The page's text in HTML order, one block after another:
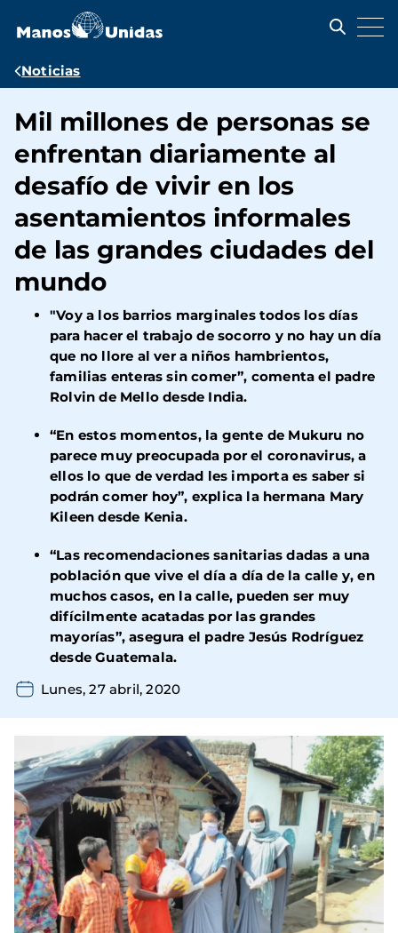
contenido
Ruta
navegación
Noticias
Mil millones de personas se
enfrentan diariamente al
desafío de vivir en los
asentamientos informales
de las grandes ciudades del
mundo
"Voy a los barrios marginales todos los días
para hacer el trabajo de socorro y no hay un día
que no llore al ver a niños hambrientos,
familias enteras sin comer”, comenta el padre
Rolvin de Mello desde India.
“En estos momentos, la gente de Mukuru no
parece muy preocupada por el coronavirus, a
ellos lo que de verdad les importa es saber si
podrán comer hoy”, explica la hermana Mary
Kileen desde Kenia.
“Las recomendaciones sanitarias dadas a una
población que vive el día a día de la calle y, en
muchos casos, en la calle, pueden ser muy
difícilmente acatadas por las grandes
mayorías”, asegura el padre Jesús Rodríguez
desde Guatemala.
Lunes, 27 abril, 2020